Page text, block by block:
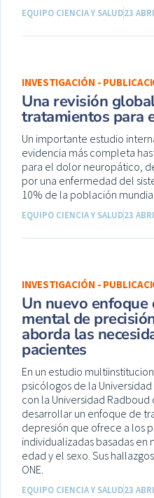
EQUIPO CIENCIA Y SALUD23
INVESTIGACIÓN -
Una revisión
tratamientos para
Un importante estudio
evidencia más completa
para el dolor neuropático,
por una enfermedad del
10% de la población mundial.
EQUIPO CIENCIA Y SALUD23
INVESTIGACIÓN -
Un nuevo enfoque
mental de
aborda las
pacientes
En un estudio
psicólogos de la
con la Universidad Radboud
desarrollar un enfoque de
depresión que ofrece a los
individualizadas basadas
edad y el sexo. Sus
ONE.
EQUIPO CIENCIA Y SALUD23